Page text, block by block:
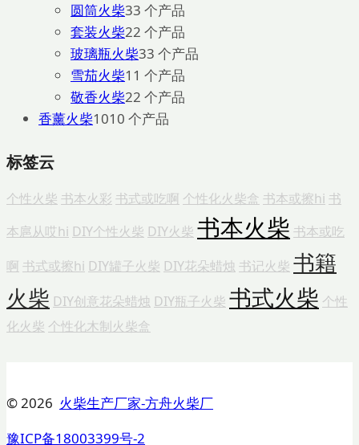
圆筒火柴33 个产品
套装火柴22 个产品
玻璃瓶火柴33 个产品
雪茄火柴1 1 个产品
敬香火柴22 个产品
香薰火柴1010 个产品
标签云
个性火柴 书本火彩 书式或吃啊 个性化火柴盒 书本或擦hi 书
本扈从哎hi DIY个性火柴 DIY火柴 书本火柴 书本或吃
啊 书式或擦hi DIY罐子火柴 DIY花朵蜡烛 书记火柴 书籍
火柴 DIY创意花朵蜡烛 DIY瓶子火柴 书式火柴 个性
化火柴 个性化木制火柴盒
© 2026 火柴生产厂家-方舟火柴厂
豫ICP备18003399号-2